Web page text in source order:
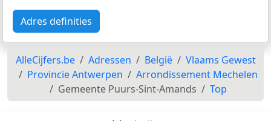
Adres definities
AlleCijfers.be Adressen België
Vlaams Gewest
Provincie Antwerpen
Arrondissement Mechelen
Gemeente Puurs-Sint-Amands
Top